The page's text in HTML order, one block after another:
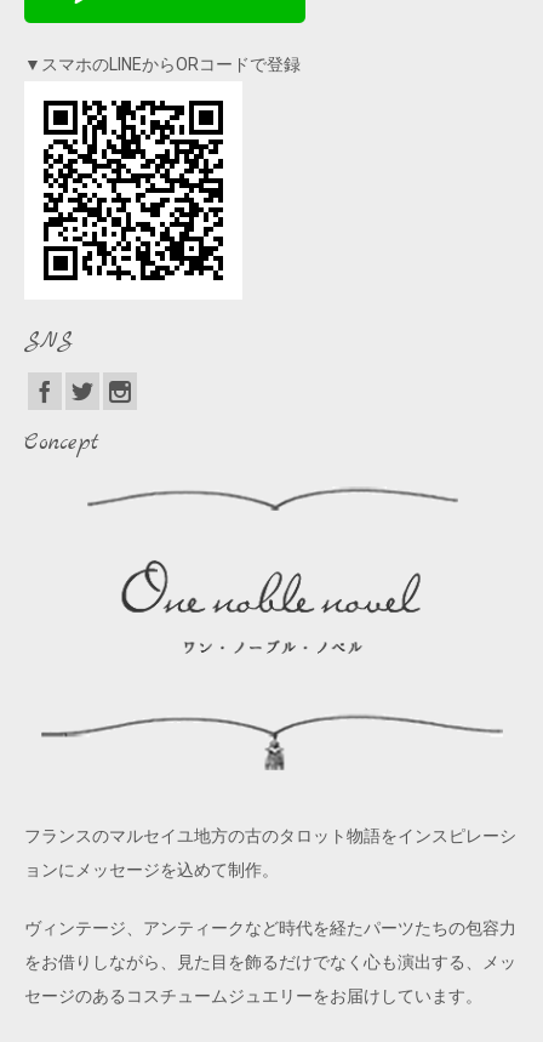
▼スマホのLINEからORコードで登録
SNS
Concept
フランスのマルセイユ地方の古のタロット物語をインスピレーシ
ョンにメッセージを込めて制作。
ヴィンテージ、アンティークなど時代を経たパーツたちの包容力
をお借りしながら、見た目を飾るだけでなく心も演出する、メッ
セージのあるコスチュームジュエリーをお届けしています。